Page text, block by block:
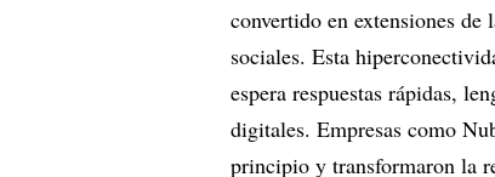
convertido en extensiones
sociales. Esta
espera respuestas rápidas,
digitales. Empresas como
principio y transformaron la